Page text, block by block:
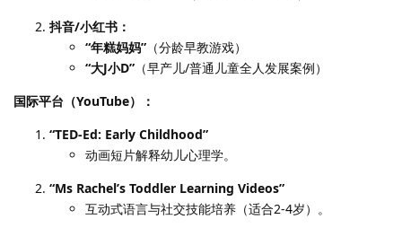
抖音/小红书：
“年糕妈妈” （分龄早教游戏）
“大J小D” （早产儿/普通儿童全人发展案例）
国际平台（YouTube）：
“TED-Ed: Early Childhood”
动画短片解释幼儿心理学。
“Ms Rachel’s Toddler Learning Videos”
互动式语言与社交技能培养（适合2-4岁）。